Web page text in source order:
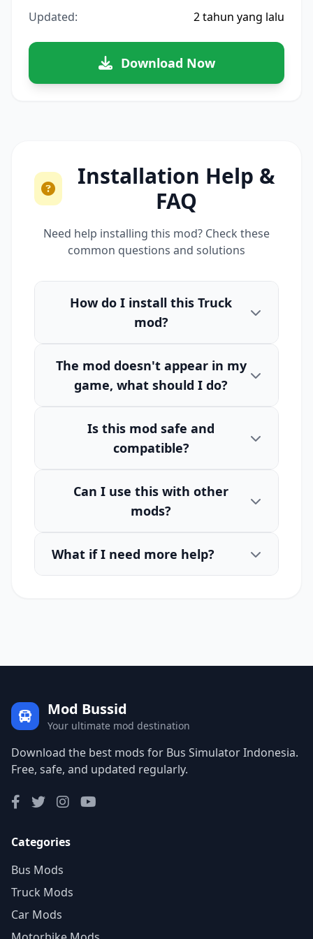
Updated: 2 tahun yang lalu
Download Now
Installation Help &
FAQ
Need help installing this mod? Check these
common questions and solutions
How do I install this Truck
mod?
The mod doesn't appear in my
game, what should I do?
Is this mod safe and
compatible?
Can I use this with other
mods?
What if I need more help?
Mod Bussid
Your ultimate mod destination
Download the best mods for Bus Simulator Indonesia.
Free, safe, and updated regularly.
Categories
Bus Mods
Truck Mods
Car Mods